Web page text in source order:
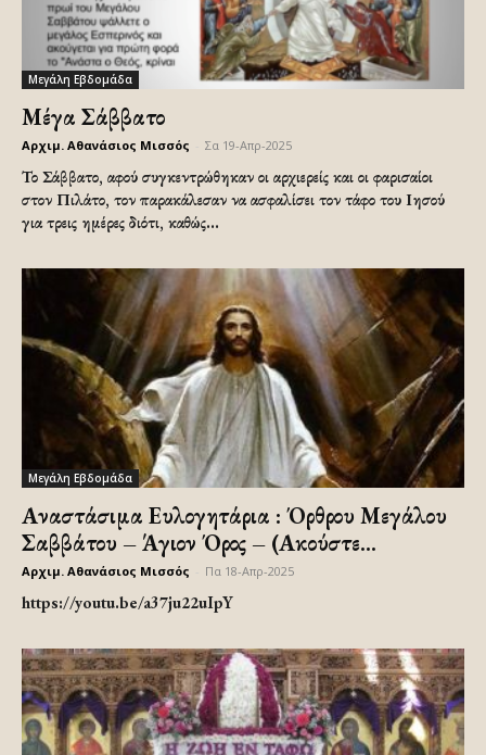
Μεγάλη Εβδομάδα
Μέγα Σάββατο
Αρχιμ. Αθανάσιος Μισσός Σα 19-Απρ-2025
Το Σάββατο, αφού συγκεντρώθηκαν οι αρχιερείς και οι φαρισαίοι
στον Πιλάτο, τον παρακάλεσαν να ασφαλίσει τον τάφο του Ιησού
για τρεις ημέρες διότι, καθώς...
Μεγάλη Εβδομάδα
Αναστάσιμα Ευλογητάρια : Όρθρου Μεγάλου
Σαββάτου – Άγιον Όρος – (Ακούστε...
Αρχιμ. Αθανάσιος Μισσός Πα 18-Απρ-2025
https://youtu.be/a37ju22uIpY